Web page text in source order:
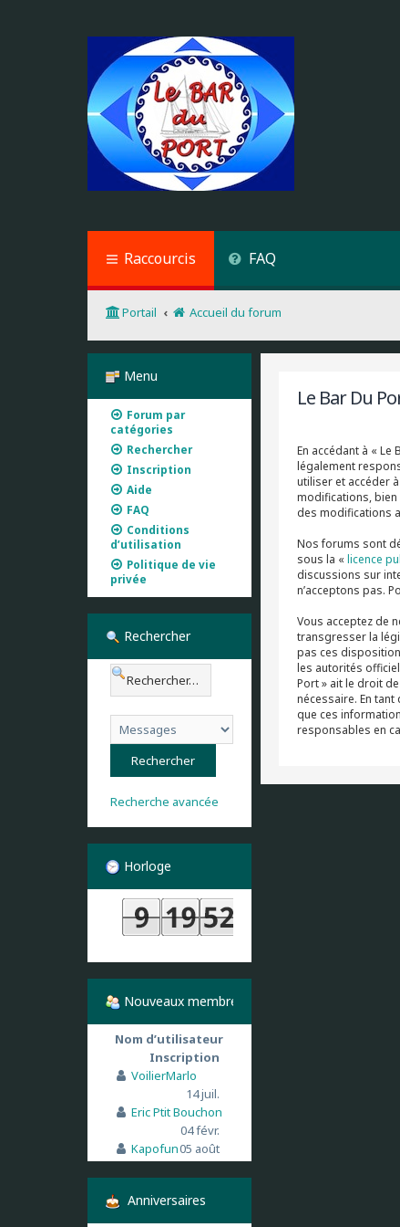
Raccourcis FAQ
Portail Accueil du forum
Le Bar Du
En accédant à « Le
légalement
utiliser et accéder
modifications, bien
des modifications
Nos forums sont
sous la « licence
discussions sur
n’acceptons pas.
Vous acceptez de
transgresser la
pas ces
les autorités
Port » ait le droit
nécessaire. En
que ces
responsables en
Menu
Forum par
catégories
Rechercher
Inscription
Aide
FAQ
Conditions
d’utilisation
Politique de vie
privée
Rechercher
Recherche avancée
Horloge
Nouveaux membres
Nom d’utilisateur
Inscription
VoilierMarlo
14 juil.
Eric Ptit Bouchon
04 févr.
Kapofun05 août
Anniversaires